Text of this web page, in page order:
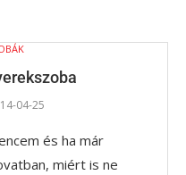
04-25
és ha már
miért is ne